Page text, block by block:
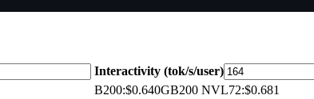
Interactivity (tok/s/user)
B200:$0.640GB200 NVL72:$0.681